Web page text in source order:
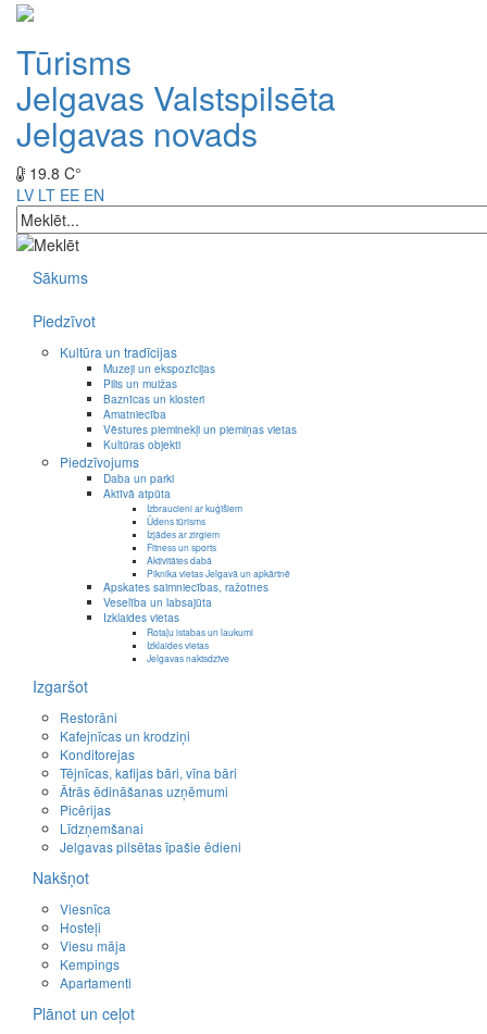
Tūrisms
Jelgavas Valstspilsēta
Jelgavas novads
19.8 C°
LV LT EE EN
Sākums
Piedzīvot
Kultūra un tradīcijas
Muzeji un ekspozīcijas
Pilis un muižas
Baznīcas un klosteri
Amatniecība
Vēstures pieminekļi un piemiņas vietas
Kultūras objekti
Piedzīvojums
Daba un parki
Aktīvā atpūta
Izbraucieni ar kuģīšiem
Ūdens tūrisms
Izjādes ar zirgiem
Fitness un sports
Aktivitātes dabā
Piknika vietas Jelgavā un apkārtnē
Apskates saimniecības, ražotnes
Veselība un labsajūta
Izklaides vietas
Rotaļu istabas un laukumi
Izklaides vietas
Jelgavas naktsdzīve
Izgaršot
Restorāni
Kafejnīcas un krodziņi
Konditorejas
Tējnīcas, kafijas bāri, vīna bāri
Ātrās ēdināšanas uzņēmumi
Picērijas
Līdzņemšanai
Jelgavas pilsētas īpašie ēdieni
Nakšņot
Viesnīca
Hosteļi
Viesu māja
Kempings
Apartamenti
Plānot un ceļot